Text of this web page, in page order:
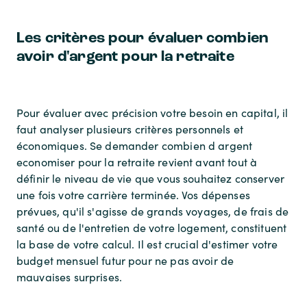
Les critères pour évaluer combien
avoir d'argent pour la retraite
Pour évaluer avec précision votre besoin en capital, il
faut analyser plusieurs critères personnels et
économiques. Se demander combien d argent
economiser pour la retraite revient avant tout à
définir le niveau de vie que vous souhaitez conserver
une fois votre carrière terminée. Vos dépenses
prévues, qu'il s'agisse de grands voyages, de frais de
santé ou de l'entretien de votre logement, constituent
la base de votre calcul. Il est crucial d'estimer votre
budget mensuel futur pour ne pas avoir de
mauvaises surprises.